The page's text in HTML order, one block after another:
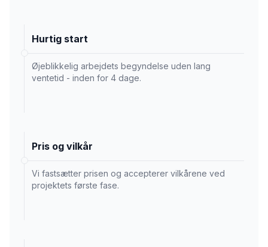
Hurtig start
Øjeblikkelig arbejdets begyndelse uden lang
ventetid - inden for 4 dage.
Pris og vilkår
Vi fastsætter prisen og accepterer vilkårene ved
projektets første fase.